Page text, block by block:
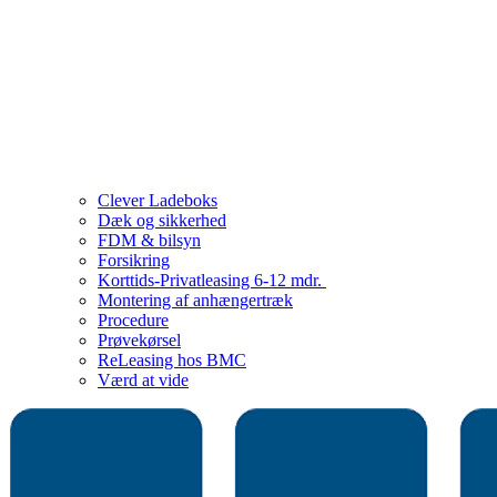
Clever Ladeboks
Dæk og sikkerhed
FDM & bilsyn
Forsikring
Korttids-Privatleasing 6-12 mdr.
Montering af anhængertræk
Procedure
Prøvekørsel
ReLeasing hos BMC
Værd at vide